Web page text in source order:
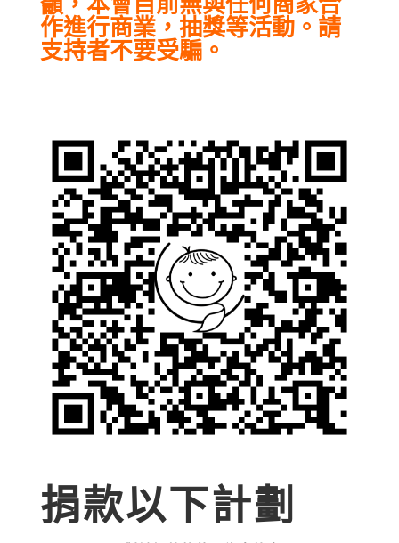
籲，本會目前無與任何商家合
作進行商業，抽獎等活動。請
支持者不要受騙。
捐款以下計劃